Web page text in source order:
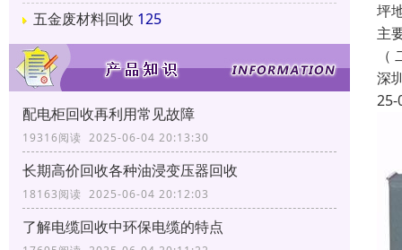
五金废材料回收 125
配电柜回收再利用常见故障
19316阅读 2025-06-04 20:13:30
长期高价回收各种油浸变压器回收
18163阅读 2025-06-04 20:12:03
了解电缆回收中环保电缆的特点
坪
主
深
25-